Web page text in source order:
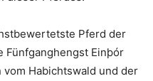
Pferd der
Fünfganghengst Einþór
vom Habichtswald und der